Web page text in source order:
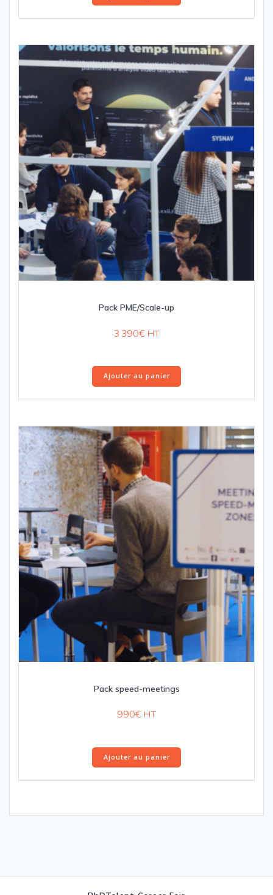
Pack PME/Scale-up
3 390€ HT
Ajouter au panier
Pack speed-meetings
990€ HT
Ajouter au panier